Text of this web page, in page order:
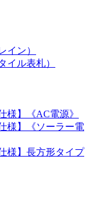
イン）
イル表札）
様】《AC電源》
様】《ソーラー電
様】長方形タイプ